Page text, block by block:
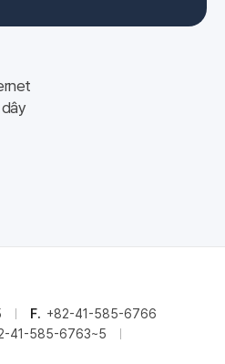
F. +82-41-585-6766
41-585-6763~5